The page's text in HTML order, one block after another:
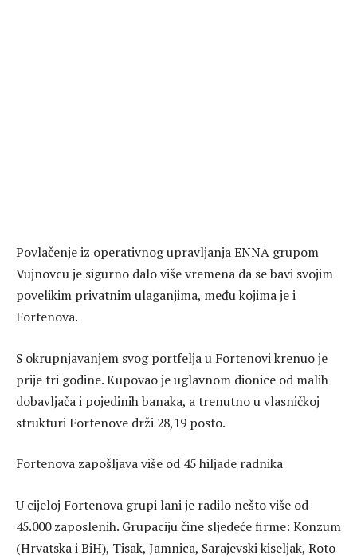
Povlačenje iz operativnog upravljanja ENNA grupom
Vujnovcu je sigurno dalo više vremena da se bavi svojim
povelikim privatnim ulaganjima, među kojima je i
Fortenova.
S okrupnjavanjem svog portfelja u Fortenovi krenuo je
prije tri godine. Kupovao je uglavnom dionice od malih
dobavljača i pojedinih banaka, a trenutno u vlasničkoj
strukturi Fortenove drži 28,19 posto.
Fortenova zapošljava više od 45 hiljade radnika
U cijeloj Fortenova grupi lani je radilo nešto više od
45.000 zaposlenih. Grupaciju čine sljedeće firme: Konzum
(Hrvatska i BiH), Tisak, Jamnica, Sarajevski kiseljak, Roto